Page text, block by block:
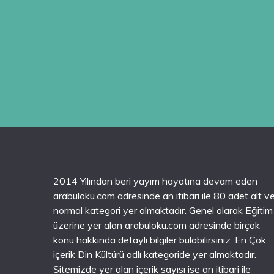
2014 Yılından beri yayım hayatına devam eden
arabuloku.com adresinde an itibari ile 80 adet alt
normal kategori yer almaktadır. Genel olarak Eğitim
üzerine yer alan arabuloku.com adresinde birçok
konu hakkında detaylı bilgiler bulabilirsiniz. En Çok
içerik Din Kültürü adlı kategoride yer almaktadır.
Sitemizde yer alan içerik sayısı ise an itibari ile